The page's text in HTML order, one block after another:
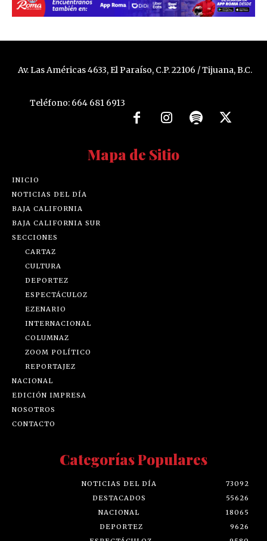
Av. Las Américas 4633, El Paraíso, C.P. 22106 / Tijuana, B.C.
Teléfono: 664 681 6913
Mapa de Sitio
INICIO
NOTICIAS DEL DÍA
BAJA CALIFORNIA
BAJA CALIFORNIA SUR
SECCIONES
CARTAZ
CULTURA
DEPORTEZ
ESPECTÁCULOZ
EZENARIO
INTERNACIONAL
COLUMNAZ
ZOOM POLÍTICO
REPORTAJEZ
NACIONAL
EDICIÓN IMPRESA
NOSOTROS
CONTACTO
Categorías Populares
NOTICIAS DEL DÍA
73092
DESTACADOS
55626
NACIONAL
18065
DEPORTEZ
9626